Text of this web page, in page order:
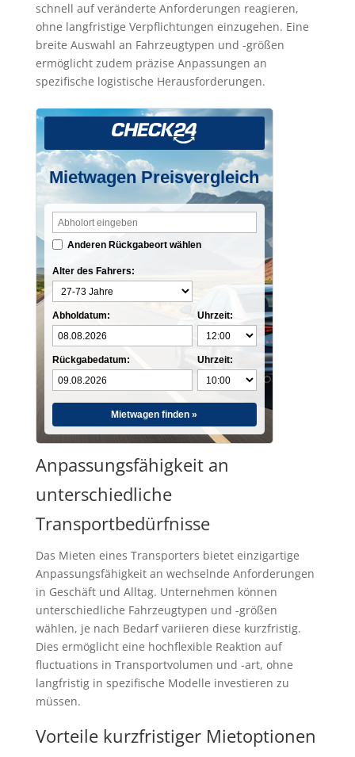
schnell auf veränderte Anforderungen reagieren,
ohne langfristige Verpflichtungen einzugehen. Eine
breite Auswahl an Fahrzeugtypen und -größen
ermöglicht zudem präzise Anpassungen an
spezifische logistische Herausforderungen.
Mietwagen Preisvergleich
Anderen Rückgabeort wählen
Alter des Fahrers:
Abholdatum:
Rückgabedatum:
Uhrzeit:
Uhrzeit:
Mietwagen finden »
Anpassungsfähigkeit an
unterschiedliche
Transportbedürfnisse
Das Mieten eines Transporters bietet einzigartige
Anpassungsfähigkeit an wechselnde Anforderungen
in Geschäft und Alltag. Unternehmen können
unterschiedliche Fahrzeugtypen und -größen
wählen, je nach Bedarf variieren diese kurzfristig.
Dies ermöglicht eine hochflexible Reaktion auf
fluctuations in Transportvolumen und -art, ohne
langfristig in spezifische Modelle investieren zu
müssen.
Vorteile kurzfristiger Mietoptionen